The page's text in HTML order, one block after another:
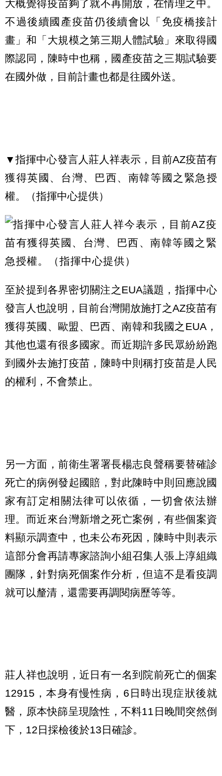
大概覺得疫苗夠了就不再開放，在情理之中。
不過後續國產疫苗仍後續會以「免疫橋接計
畫」和「大規模之第三期人體試驗」來取得國
際認同，陳時中也稱，國產疫苗之三期試驗要
在國外做，目前計畫也都是往國外送。
▼指揮中心發言人莊人祥表示，目前AZ疫苗有
獲得英國、台灣、巴西、南韓等國之緊急授
權。（指揮中心提供）
至於提到各界密切關注之EUA議題，指揮中心
發言人也說明，目前台灣開放施打之AZ疫苗有
獲得英國、歐盟、巴西、南韓和我國之EUA，
其他也還有很多國家。而近期許多民眾紛紛跑
到國外去施打疫苗，陳時中則稱打疫苗是人民
的權利，不會禁止。
另一方面，前衛生署署長楊志良聲稱要替確診
死亡的病例發起國賠，對此陳時中則回應說國
家有訂定相關法律可以依循，一切會依法辦
理。而近來台灣新增之死亡案例，有些個案資
料顯示調查中，也未公布死因，陳時中則表示
這部分會再請專家諮詢小組召集人張上淳組織
團隊，針對病死個案作分析，但這不是看疫調
就可以釐清，還需要再調閱病歷等等。
莊人祥也說明，近日有一名到院前死亡的個案
12915，本身有慢性病，6日時出現症狀後就
醫，原本快篩呈現陰性，不料11日晚間突然倒
下，12日採檢後於13日確診。